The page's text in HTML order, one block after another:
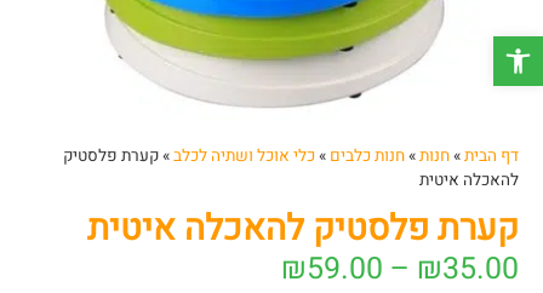
פתח סרגל נגישות
דף הבית»חנות»חנות כלבים »כלי אוכל ושתיה לכלב»קערת פלסטיק
להאכלה איטית
קערת פלסטיק להאכלה איטית
₪35.00
–
₪59.00